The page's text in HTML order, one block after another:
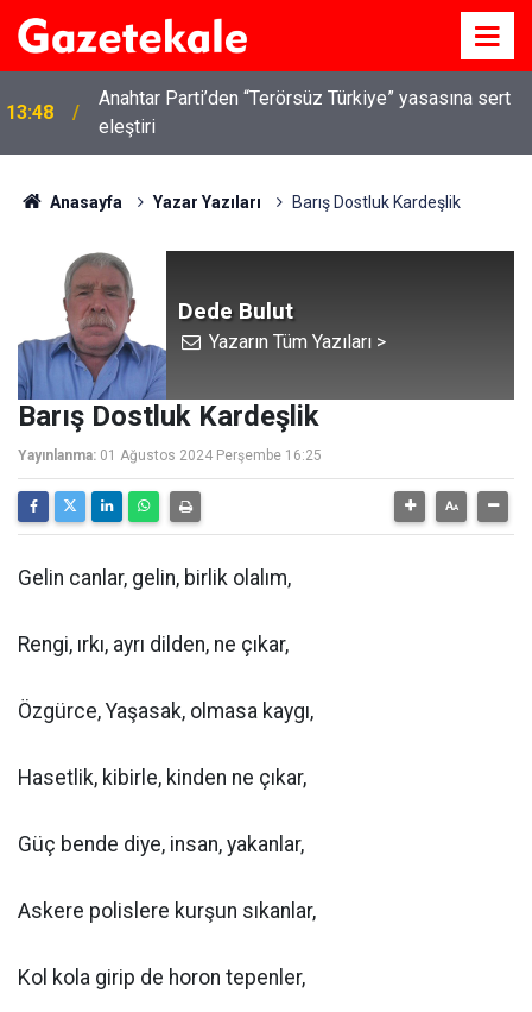
13:48
Anahtar Parti’den “Terörsüz Türkiye” yasasına sert
eleştiri
Anasayfa Yazar Yazıları Barış Dostluk Kardeşlik
Dede Bulut
Yazarın Tüm Yazıları >
Barış Dostluk Kardeşlik
Yayınlanma: 01 Ağustos 2024 Perşembe 16:25
Gelin canlar, gelin, birlik olalım,
Rengi, ırkı, ayrı dilden, ne çıkar,
Özgürce, Yaşasak, olmasa kaygı,
Hasetlik, kibirle, kinden ne çıkar,
Güç bende diye, insan, yakanlar,
Askere polislere kurşun sıkanlar,
Kol kola girip de horon tepenler,